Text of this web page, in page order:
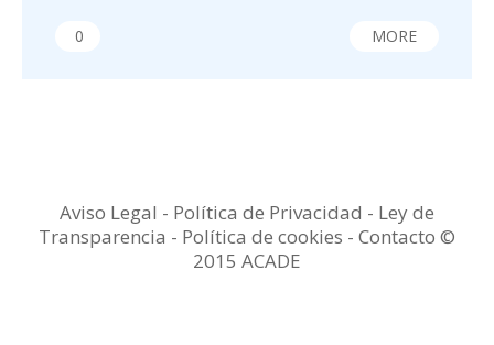
0 MORE
Aviso Legal - Política de Privacidad - Ley de
Transparencia - Política de cookies - Contacto ©
2015 ACADE